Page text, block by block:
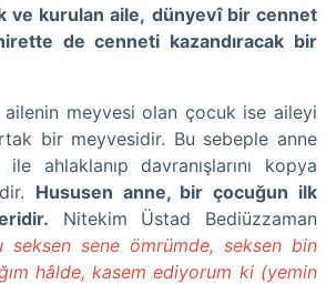
ve kurulan aile, dünyevî bir cennet
de cenneti kazandıracak bir
meyvesi olan çocuk ise aileyi
bir meyvesidir. Bu sebeple anne
ahlaklanıp davranışlarını kopya
Hususen anne, bir çocuğun ilk
Nitekim Üstad Bediüzzaman
seksen sene ömrümde, seksen bin
hâlde, kasem ediyorum ki (yemin